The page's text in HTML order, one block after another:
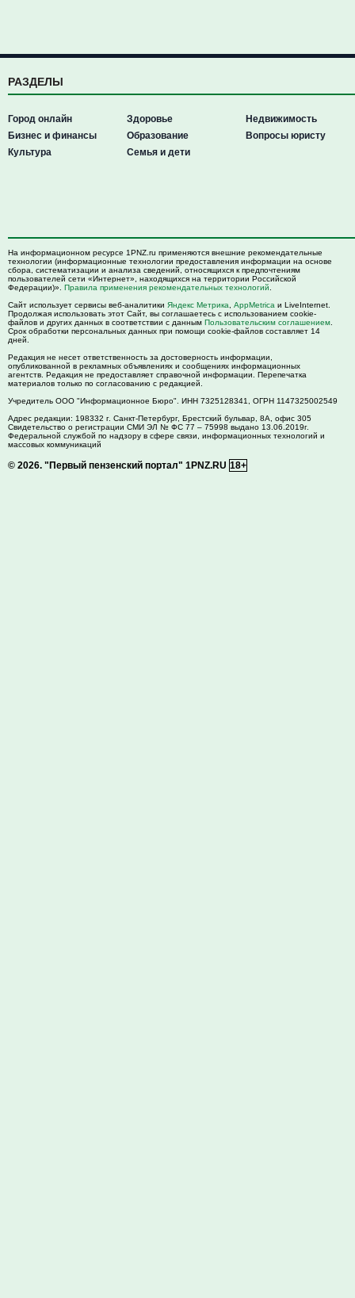
РАЗДЕЛЫ
Город онлайн
Бизнес и финансы
Культура
Здоровье
Образование
Семья и дети
Недвижимость
Вопросы юристу
На информационном ресурсе 1PNZ.ru применяются внешние рекомендательные
технологии (информационные технологии предоставления информации на основе
сбора, систематизации и анализа сведений, относящихся к предпочтениям
пользователей сети «Интернет», находящихся на территории Российской
Федерации)». Правила применения рекомендательных технологий
Сайт использует сервисы веб-аналитики Яндекс Метрика AppMetrica и LiveInternet.
Продолжая использовать этот Сайт, вы соглашаетесь с использованием cookie-
файлов и других данных в соответствии с данным Пользовательским соглашением
Срок обработки персональных данных при помощи cookie-файлов составляет 14
дней.
Редакция не несет ответственность за достоверность информации,
опубликованной в рекламных объявлениях и сообщениях информационных
агентств. Редакция не предоставляет справочной информации. Перепечатка
материалов только по согласованию с редакцией.
Учредитель ООО "Информационное Бюро". ИНН 7325128341, ОГРН 1147325002549
Адрес редакции: 198332 г. Санкт-Петербург, Брестский бульвар, 8А, офис 305
Свидетельство о регистрации СМИ ЭЛ № ФС 77 – 75998 выдано 13.06.2019г.
Федеральной службой по надзору в сфере связи, информационных технологий и
массовых коммуникаций
© 2026. "Первый пензенский портал" 1PNZ.RU 18+